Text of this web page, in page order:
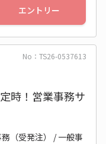
エントリー
No：TS26-0537613
時！営業事務サ
（受発注） / 一般事